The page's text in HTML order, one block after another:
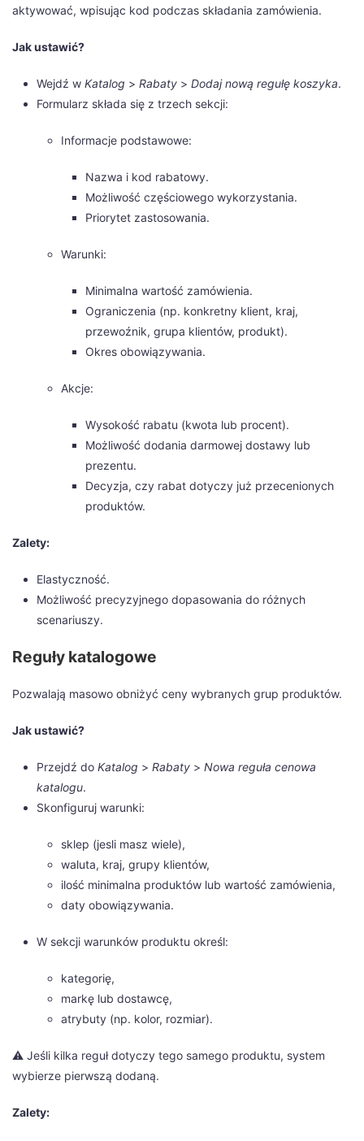
aktywować, wpisując kod podczas składania zamówienia.
Jak ustawić?
Wejdź w Katalog > Rabaty > Dodaj nową regułę koszyka.
Formularz składa się z trzech sekcji:
Informacje podstawowe:
Nazwa i kod rabatowy.
Możliwość częściowego wykorzystania.
Priorytet zastosowania.
Warunki:
Minimalna wartość zamówienia.
Ograniczenia (np. konkretny klient, kraj,
przewoźnik, grupa klientów, produkt).
Okres obowiązywania.
Akcje:
Wysokość rabatu (kwota lub procent).
Możliwość dodania darmowej dostawy lub
prezentu.
Decyzja, czy rabat dotyczy już przecenionych
produktów.
Zalety:
Elastyczność.
Możliwość precyzyjnego dopasowania do różnych
scenariuszy.
Reguły katalogowe
Pozwalają masowo obniżyć ceny wybranych grup produktów.
Jak ustawić?
Przejdź do Katalog > Rabaty > Nowa reguła cenowa
katalogu.
Skonfiguruj warunki:
sklep (jesli masz wiele),
waluta, kraj, grupy klientów,
ilość minimalna produktów lub wartość zamówienia,
daty obowiązywania.
W sekcji warunków produktu określ:
kategorię,
markę lub dostawcę,
atrybuty (np. kolor, rozmiar).
⚠️ Jeśli kilka reguł dotyczy tego samego produktu, system
wybierze pierwszą dodaną.
Zalety: